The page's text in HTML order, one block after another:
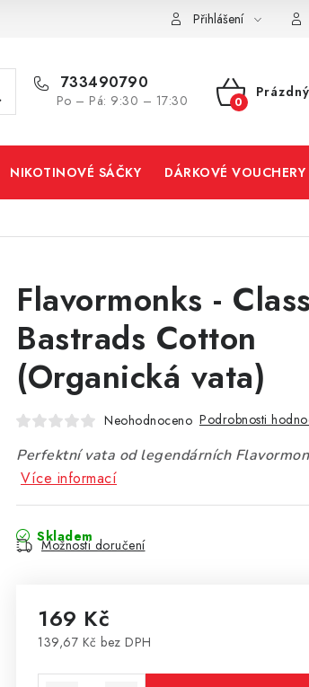
Přihlášení
733490790
Po – Pá: 9:30 – 17:30
NÁKUPNÍ
NIKOTINOVÉ SÁČKY DÁRKOVÉ VOUCHERY
Flavormonks -
Bastrads Cotton
(Organická vata)
Neohodnoceno Podrobnosti
Perfektní vata od legendárních
Více informací
Skladem
Možnosti doručení
169 Kč
139,67 Kč bez DPH